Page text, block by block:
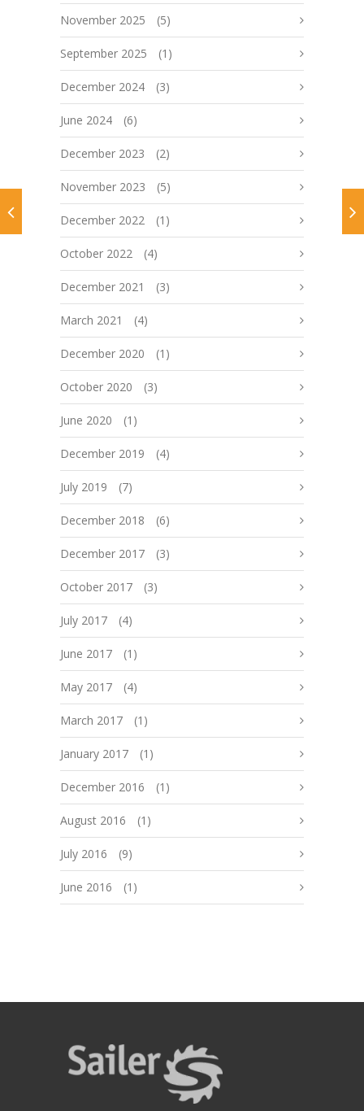
November 2025 (5)
September 2025 (1)
December 2024 (3)
June 2024 (6)
December 2023 (2)
November 2023 (5)
December 2022 (1)
October 2022 (4)
December 2021 (3)
March 2021 (4)
December 2020 (1)
October 2020 (3)
June 2020 (1)
December 2019 (4)
July 2019 (7)
December 2018 (6)
December 2017 (3)
October 2017 (3)
July 2017 (4)
June 2017 (1)
May 2017 (4)
March 2017 (1)
January 2017 (1)
December 2016 (1)
August 2016 (1)
July 2016 (9)
June 2016 (1)